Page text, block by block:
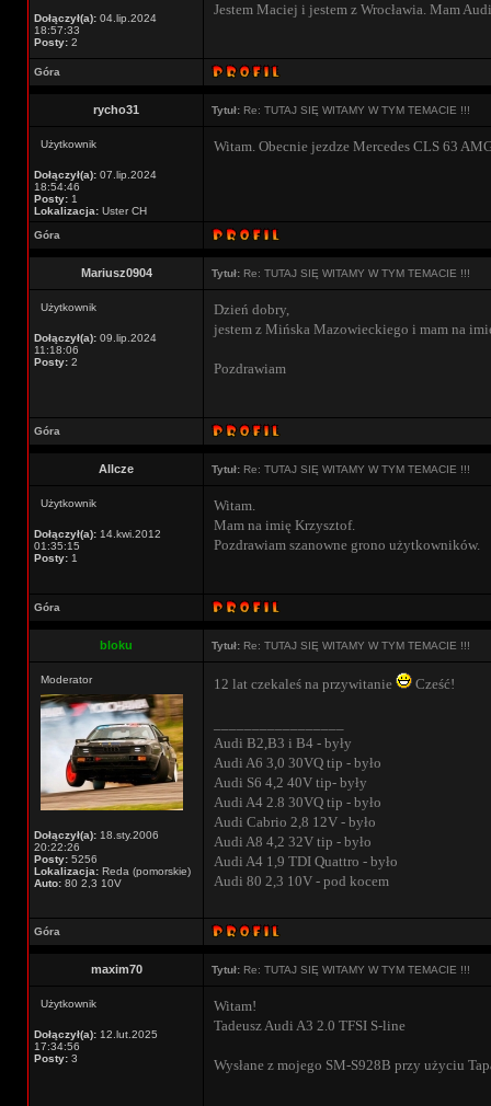
Dołączył(a): 04.lip.2024
18:57:33
Posty: 2
Jestem Maciej i jestem z Wrocławia. Mam
Góra
rycho31 Tytuł: Re: TUTAJ SIĘ WITAMY W TYM TEMACIE !!!
Użytkownik
Dołączył(a): 07.lip.2024
18:54:46
Posty: 1
Lokalizacja: Uster CH
Witam. Obecnie jezdze Mercedes CLS 63
Góra
Mariusz0904 Tytuł: Re: TUTAJ SIĘ WITAMY W TYM TEMACIE !!!
Użytkownik
Dołączył(a): 09.lip.2024
11:18:06
Posty: 2
Dzień dobry,
jestem z Mińska Mazowieckiego i mam na
Pozdrawiam
Góra
Allcze Tytuł: Re: TUTAJ SIĘ WITAMY W TYM TEMACIE !!!
Użytkownik
Dołączył(a): 14.kwi.2012
01:35:15
Posty: 1
Witam.
Mam na imię Krzysztof.
Pozdrawiam szanowne grono użytkowników.
Góra
bloku Tytuł: Re: TUTAJ SIĘ WITAMY W TYM TEMACIE !!!
Moderator
Dołączył(a): 18.sty.2006
20:22:26
Posty: 5256
Lokalizacja: Reda (pomorskie)
Auto: 80 2,3 10V
12 lat czekaleś na przywitanie Cześć!
Audi B2,B3 i B4 - były
Audi A6 3,0 30VQ tip - było
Audi S6 4,2 40V tip- były
Audi A4 2.8 30VQ tip - było
Audi Cabrio 2,8 12V - było
Audi A8 4,2 32V tip - było
Audi A4 1,9 TDI Quattro - było
Audi 80 2,3 10V - pod kocem
Góra
maxim70 Tytuł: Re: TUTAJ SIĘ WITAMY W TYM TEMACIE !!!
Użytkownik
Dołączył(a): 12.lut.2025
17:34:56
Posty: 3
Witam!
Tadeusz Audi A3 2.0 TFSI S-line
Wysłane z mojego SM-S928B przy użyciu